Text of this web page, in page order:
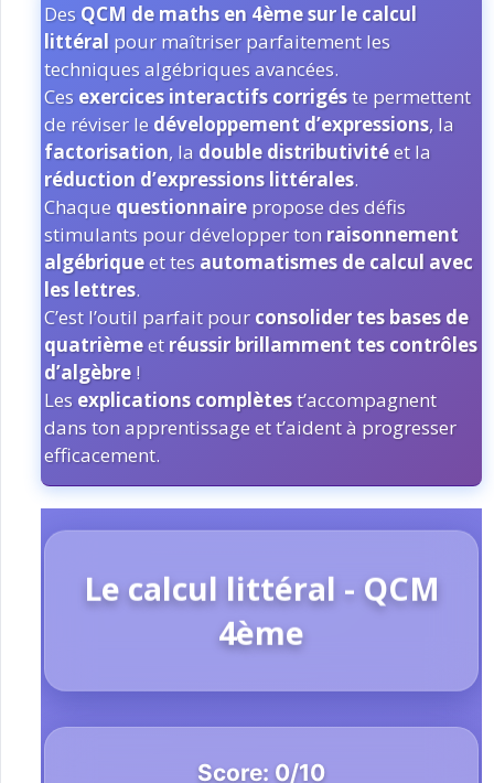
Des QCM de maths en 4ème sur le calcul
littéral pour maîtriser parfaitement les
techniques algébriques avancées.
Ces exercices interactifs corrigéste permettent
de réviser le développement d’expressions, la
factorisation, la double distributivitéet la
réduction d’expressions littérales.
Chaque questionnairepropose des défis
stimulants pour développer ton raisonnement
algébriqueet tes automatismes de calcul avec
les lettres.
C’est l’outil parfait pour consolider tes bases de
quatrièmeet réussir brillamment tes contrôles
d’algèbre!
Les explications complètest’accompagnent
dans ton apprentissage et t’aident à progresser
efficacement.
Le calcul littéral - QCM
4ème
Score: 0/10